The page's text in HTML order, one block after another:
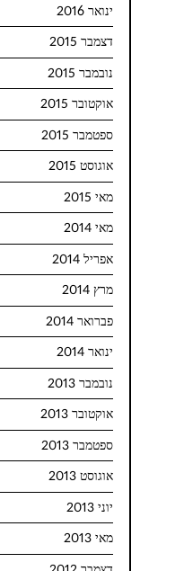
ינואר 2016
דצמבר 2015
נובמבר 2015
אוקטובר 2015
ספטמבר 2015
אוגוסט 2015
מאי 2015
מאי 2014
אפריל 2014
מרץ 2014
פברואר 2014
ינואר 2014
נובמבר 2013
אוקטובר 2013
ספטמבר 2013
אוגוסט 2013
יוני 2013
מאי 2013